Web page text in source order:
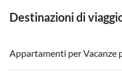
Destinazioni di
Appartamenti per Vacanze